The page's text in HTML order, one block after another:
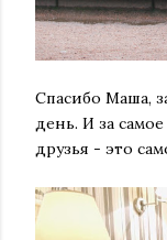
Спасибо Маша,
день. И за
друзья - это